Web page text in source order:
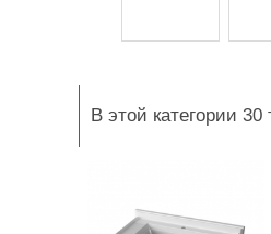
В этой категории 30